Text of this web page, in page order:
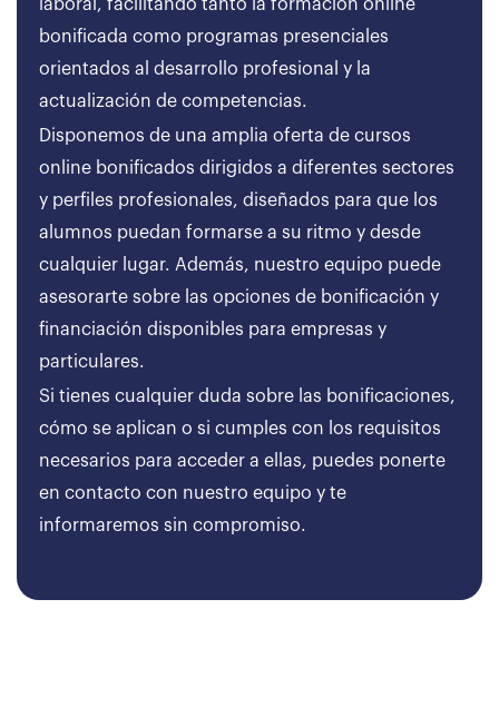
laboral, facilitando tanto la formación online
bonificada como programas presenciales
orientados al desarrollo profesional y la
actualización de competencias.
Disponemos de una amplia oferta de cursos
online bonificados dirigidos a diferentes sectores
y perfiles profesionales, diseñados para que los
alumnos puedan formarse a su ritmo y desde
cualquier lugar. Además, nuestro equipo puede
asesorarte sobre las opciones de bonificación y
financiación disponibles para empresas y
particulares.
Si tienes cualquier duda sobre las bonificaciones,
cómo se aplican o si cumples con los requisitos
necesarios para acceder a ellas, puedes ponerte
en contacto con nuestro equipo y te
informaremos sin compromiso.